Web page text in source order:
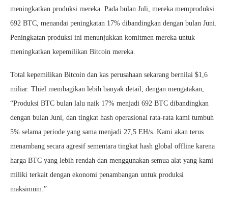
meningkatkan produksi mereka. Pada bulan Juli, mereka memproduksi
692 BTC, menandai peningkatan 17% dibandingkan dengan bulan Juni.
Peningkatan produksi ini menunjukkan komitmen mereka untuk
meningkatkan kepemilikan Bitcoin mereka.
Total kepemilikan Bitcoin dan kas perusahaan sekarang bernilai $1,6
miliar. Thiel membagikan lebih banyak detail, dengan mengatakan,
“Produksi BTC bulan lalu naik 17% menjadi 692 BTC dibandingkan
dengan bulan Juni, dan tingkat hash operasional rata-rata kami tumbuh
5% selama periode yang sama menjadi 27,5 EH/s. Kami akan terus
menambang secara agresif sementara tingkat hash global offline karena
harga BTC yang lebih rendah dan menggunakan semua alat yang kami
miliki terkait dengan ekonomi penambangan untuk produksi
maksimum.”